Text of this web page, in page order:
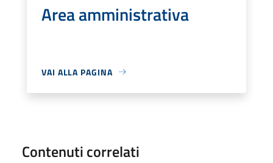
Area amministrativa
VAI ALLA PAGINA
Contenuti correlati